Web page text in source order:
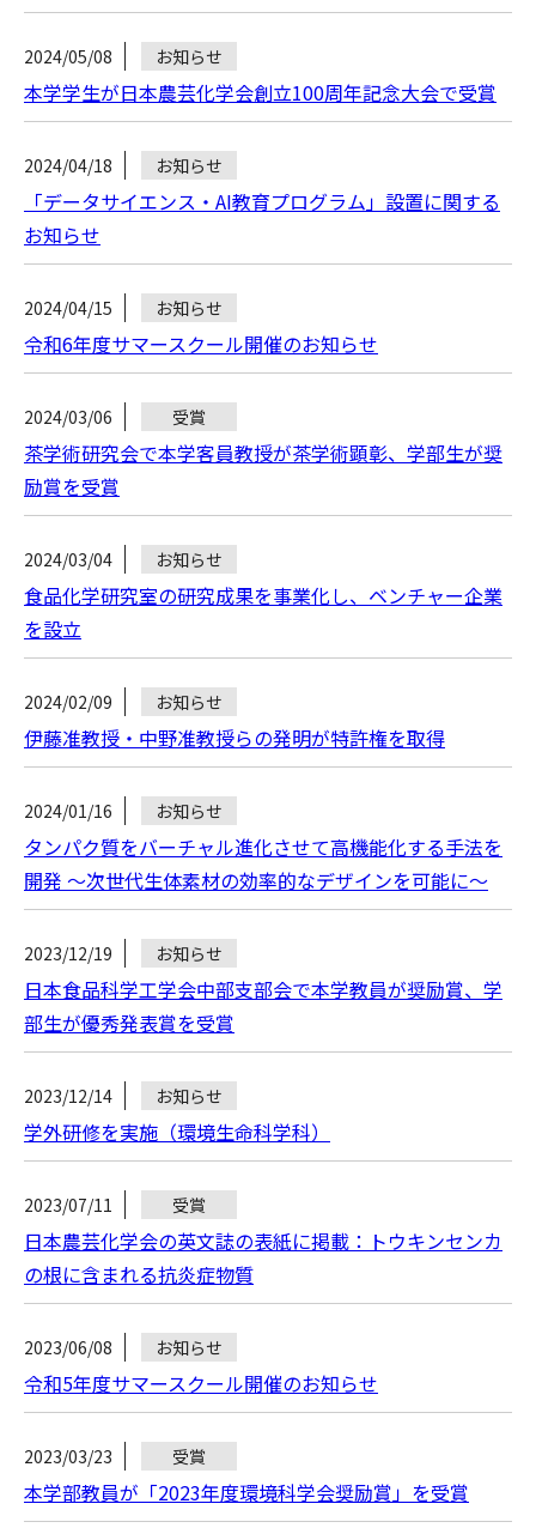
2024/05/08 お知らせ
本学学生が日本農芸化学会創立100周年記念大会で受賞
2024/04/18 お知らせ
「データサイエンス・AI教育プログラム」設置に関する
お知らせ
2024/04/15 お知らせ
令和6年度サマースクール開催のお知らせ
2024/03/06 受賞
茶学術研究会で本学客員教授が茶学術顕彰、学部生が奨
励賞を受賞
2024/03/04 お知らせ
食品化学研究室の研究成果を事業化し、ベンチャー企業
を設立
2024/02/09 お知らせ
伊藤准教授・中野准教授らの発明が特許権を取得
2024/01/16 お知らせ
タンパク質をバーチャル進化させて高機能化する手法を
開発 ～次世代生体素材の効率的なデザインを可能に～
2023/12/19 お知らせ
日本食品科学工学会中部支部会で本学教員が奨励賞、学
部生が優秀発表賞を受賞
2023/12/14 お知らせ
学外研修を実施（環境生命科学科）
2023/07/11 受賞
日本農芸化学会の英文誌の表紙に掲載：トウキンセンカ
の根に含まれる抗炎症物質
2023/06/08 お知らせ
令和5年度サマースクール開催のお知らせ
2023/03/23 受賞
本学部教員が「2023年度環境科学会奨励賞」を受賞